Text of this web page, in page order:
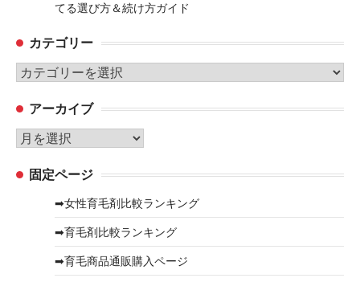
てる選び方＆続け方ガイド
カテゴリー
カ
ゴ
リ
ー
アーカイブ
ア
カ 固定ページ
➡女性育毛剤比較ランキング
➡育毛剤比較ランキング
➡育毛商品通販購入ページ